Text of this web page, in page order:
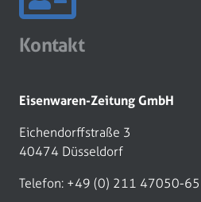
Kontakt
Eisenwaren-Zeitung GmbH
Eichendorffstraße 3
40474 Düsseldorf
Telefon: +49 (0) 211 47050-65